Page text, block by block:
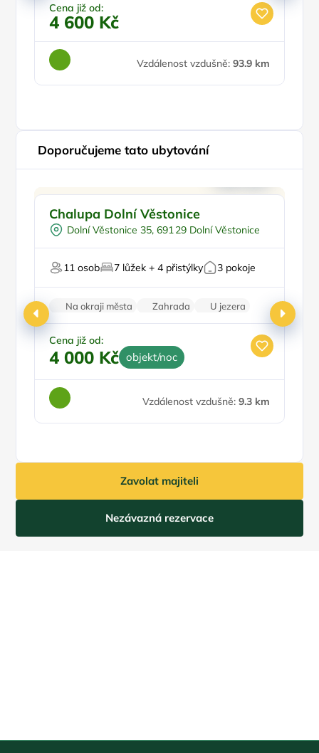
Cena již od:
4 600 Kč
Vzdálenost vzdušně: 93.9 km
Doporučujeme tato ubytování
Pro čtyři
Vinný sklípek
Pro skupiny
Firemní akce/teambuilding
Chalupa Dolní Věstonice
Dolní Věstonice 35, 691 29 Dolní Věstonice
11 osob 7 lůžek + 4 přistýlky 3 pokoje
Na okraji města Zahrada
U jezera
Pro milovníky vína
Zvířata povolena
Cena již od:
4 000 Kč objekt/noc
Vzdálenost vzdušně: 9.3 km
Zavolat majiteli
Nezávazná rezervace